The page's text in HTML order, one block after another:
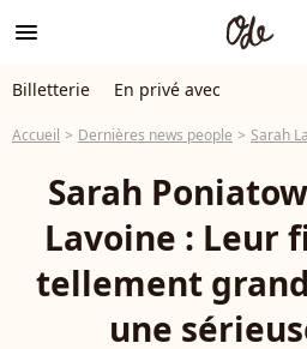
menu
Billetterie En privé avec
Accueil Dernières news people Sarah
Sarah
Lavoine : Leur
tellement
une